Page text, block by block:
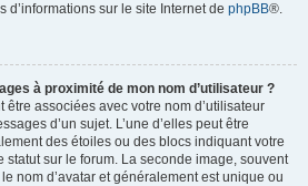
d’informations sur le site Internet de phpBB®.
à proximité de mon nom d’utilisateur ?
être associées avec votre nom d’utilisateur
d’un sujet. L’une d’elles peut être
des étoiles ou des blocs indiquant votre
statut sur le forum. La seconde image, souvent
nom d’avatar et généralement est unique ou